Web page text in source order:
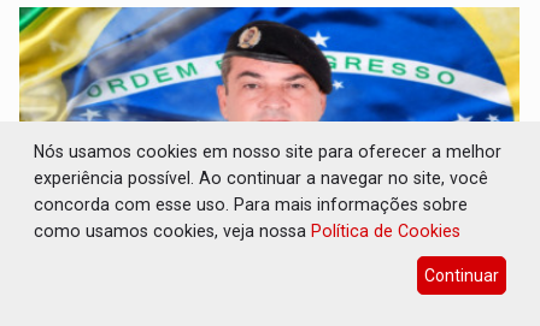
ELEIÇÕES 2026: Sargento Mouza esclarece
Nós usamos cookies em nosso site para oferecer a melhor
experiência possível. Ao continuar a navegar no site, você
concorda com esse uso. Para mais informações sobre
como usamos cookies, veja nossa Política de Cookies
Continuar